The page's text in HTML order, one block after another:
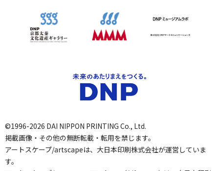
©1996-2026 DAI NIPPON PRINTING Co., Ltd.
掲載画像・その他の無断転載・転用を禁じます。
アートスケープ/artscapeは、大日本印刷株式会社が運営していま
す。